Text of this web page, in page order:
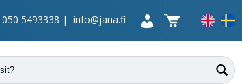
050 5493338 | info@jana.fi